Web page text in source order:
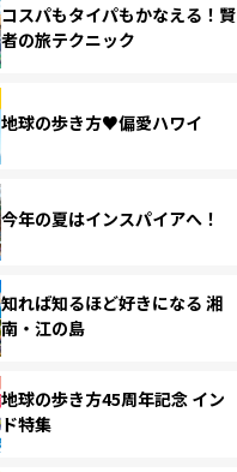
コスパもタイパもかなえる！賢
者の旅テクニック
地球の歩き方♥偏愛ハワイ
今年の夏はインスパイアへ！
知れば知るほど好きになる 湘
南・江の島
地球の歩き方45周年記念 イン
ド特集